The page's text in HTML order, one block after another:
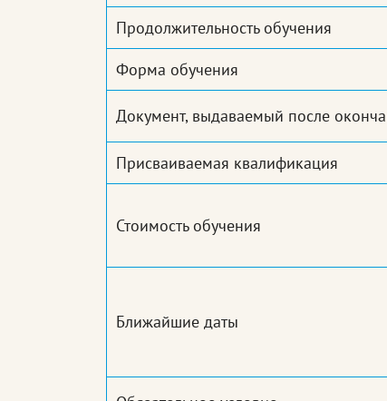
Продолжительность обучения
Форма обучения
Документ, выдаваемый после
Присваиваемая квалификация
Стоимость обучения
Ближайшие даты